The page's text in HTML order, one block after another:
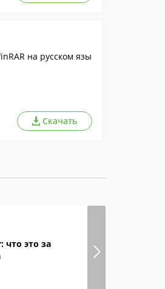
на русском язы
Скачать
что это за